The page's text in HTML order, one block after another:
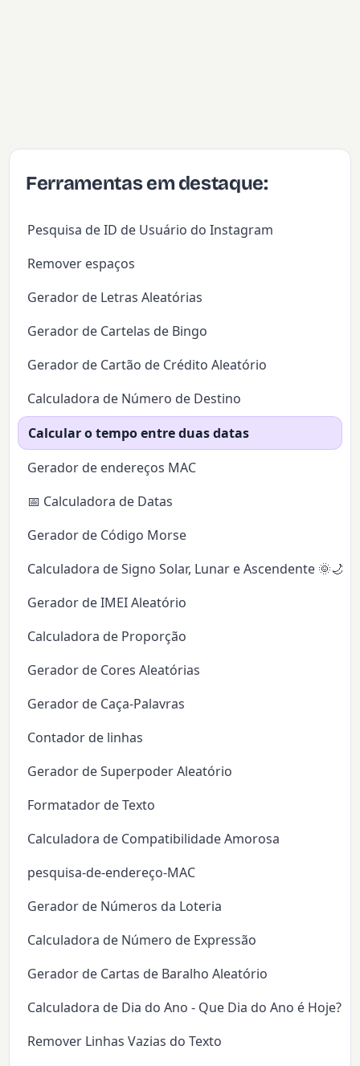
Ferramentas em destaque:
Pesquisa de ID de Usuário do Instagram
Remover espaços
Gerador de Letras Aleatórias
Gerador de Cartelas de Bingo
Gerador de Cartão de Crédito Aleatório
Calculadora de Número de Destino
Calcular o tempo entre duas datas
Gerador de endereços MAC
📅 Calculadora de Datas
Gerador de Código Morse
Calculadora de Signo Solar, Lunar e Ascendente 🌞🌙✨
Gerador de IMEI Aleatório
Calculadora de Proporção
Gerador de Cores Aleatórias
Gerador de Caça-Palavras
Contador de linhas
Gerador de Superpoder Aleatório
Formatador de Texto
Calculadora de Compatibilidade Amorosa
pesquisa-de-endereço-MAC
Gerador de Números da Loteria
Calculadora de Número de Expressão
Gerador de Cartas de Baralho Aleatório
Calculadora de Dia do Ano - Que Dia do Ano é Hoje?
Remover Linhas Vazias do Texto